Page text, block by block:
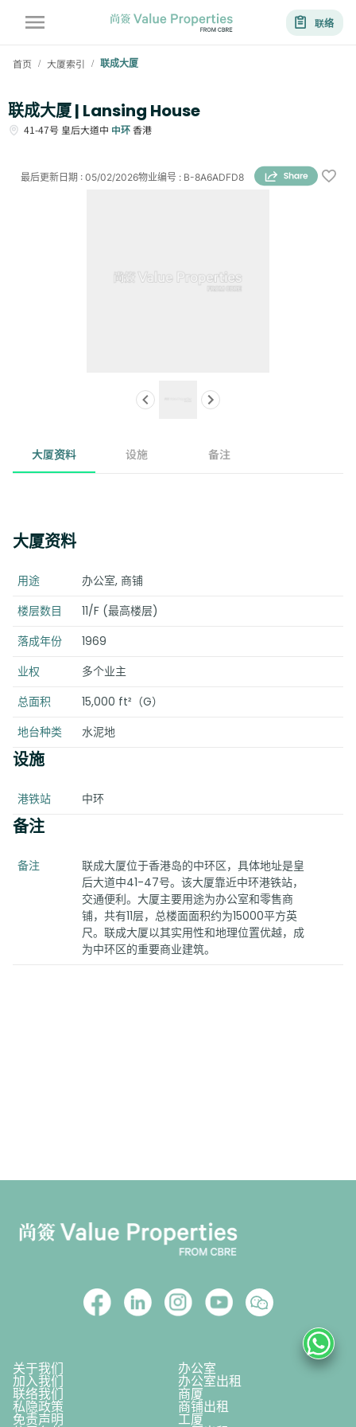
联络
首页 / 大厦索引 / 联成大厦
联成大厦 | Lansing House
41-47号 皇后大道中 中环香港
物业编号 : B-8A6ADFD8
最后更新日期 : 05/02/2026
大厦资料 设施 备注
大厦资料
用途
办公室, 商铺
楼层数目
11/F (最高楼层)
落成年份
1969
业权
多个业主
总面积
15,000 ft²（G）
地台种类
水泥地
设施
港铁站 中环
备注
备注
联成大厦位于香港岛的中环区，具体地址是皇
后大道中41-47号。该大厦靠近中环港铁站，
交通便利。大厦主要用途为办公室和零售商
铺，共有11层，总楼面面积约为15000平方英
尺。联成大厦以其实用性和地理位置优越，成
为中环区的重要商业建筑。
关于我们 办公室
加入我们 办公室出租
联络我们 商厦
私隐政策 商铺出租
免责声明 工厦